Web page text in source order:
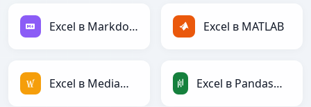
Excel в Markdown Excel в MATLAB
Excel в MediaWiki Excel в PandasDataFrame